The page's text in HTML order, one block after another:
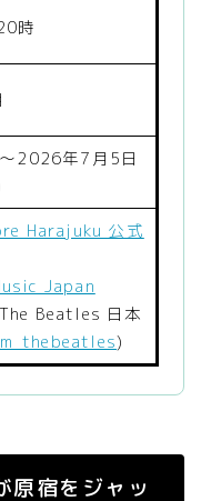
時
2026年7月5日
Harajuku 公式
Japan
Beatles 日本
)
原宿をジャッ